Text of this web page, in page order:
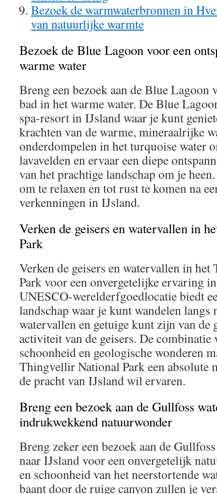
Bezoek de warmwaterbronnen in
van natuurlijke warmte
Bezoek de Blue Lagoon voor een
warme water
Breng een bezoek aan de Blue Lagoon
bad in het warme water. De Blue
spa-resort in IJsland waar je kunt
krachten van de warme, mineraalrijke
onderdompelen in het turquoise water
lavavelden en ervaar een diepe
van het prachtige landschap om je
om te relaxen en tot rust te komen na
verkenningen in IJsland.
Verken de geisers en watervallen in
Park
Verken de geisers en watervallen in
Park voor een onvergetelijke ervaring
UNESCO-werelderfgoedlocatie biedt
landschap waar je kunt wandelen langs
watervallen en getuige kunt zijn van de
activiteit van de geisers. De
schoonheid en geologische wonderen
Thingvellir National Park een absolute
de pracht van IJsland wil ervaren.
Breng een bezoek aan de Gullfoss
indrukwekkend natuurwonder
Breng zeker een bezoek aan de
naar IJsland voor een onvergetelijk
en schoonheid van het neerstortende
baant door de ruige canyon zullen je